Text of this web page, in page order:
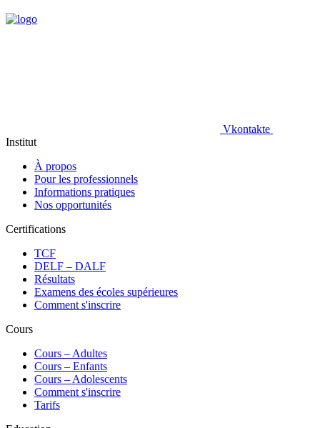
Vkontakte
Institut
À propos
Pour les professionnels
Informations pratiques
Nos opportunités
Certifications
TCF
DELF – DALF
Résultats
Examens des écoles supérieures
Comment s'inscrire
Cours
Сours – Adultes
Cours – Enfants
Cours – Adolescents
Comment s'inscrire
Tarifs